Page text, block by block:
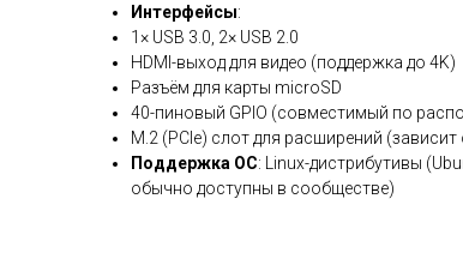
Интерфейсы:
1× USB 3.0, 2× USB 2.0
HDMI-выход для видео (поддержка до 4K)
Разъём для карты microSD
40-пиновый GPIO (совместимый по
M.2 (PCIe) слот для расширений
Поддержка ОС: Linux-дистрибутивы
обычно доступны в сообществе)